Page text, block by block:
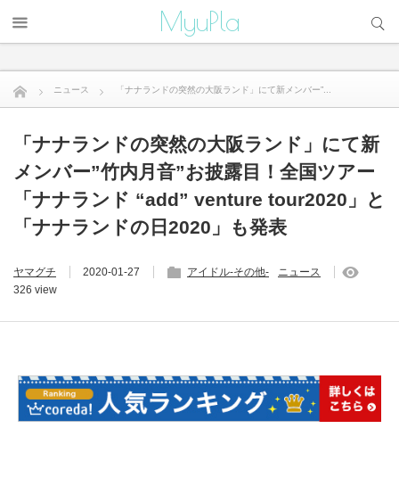
MyuPla
ニュース 「ナナランドの突然の大阪ランド」にて新メンバー”...
「ナナランドの突然の大阪ランド」にて新
メンバー”竹内月音”お披露目！全国ツアー
「ナナランド “add” venture tour2020」と
「ナナランドの日2020」も発表
ヤマグチ 2020-01-27 アイドル-その他-
ニュース
326 view